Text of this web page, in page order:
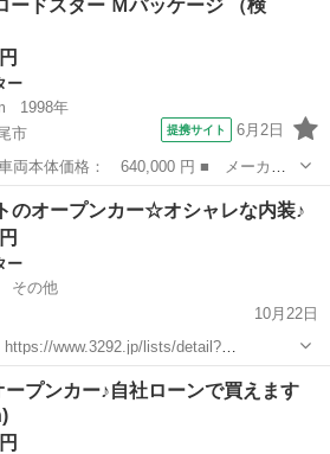
します。 栃木県宇都宮市よ
ードスター Ｍパッケージ （検
ー
1998年
市
提携サイト 6月2日
ードスター ■ グレード名： Ｍパッ
■ ドア枚数： オープン ■ ミッシ
スター
のオープンカー☆オシャレな内装♪
ー
その他
10月22日
www.3292.jp/lists/detail?
ーのご案内も...
ドスター オープンカー
ープンカー♪自社ローンで買えます